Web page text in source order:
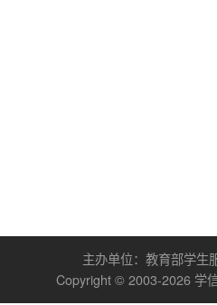
主办单位： 教育部学生
Copyright © 2003-2026 学